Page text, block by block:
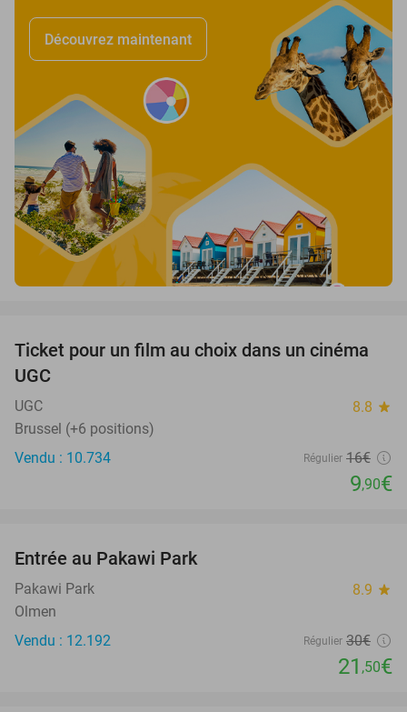
Découvrez maintenant
38%
Ticket pour un film au choix dans un cinéma
UGC
UGC 8.8 star
Brussel (+6 positions)
Vendu : 10.734
Régulier 16€
9,90€
Entrée au Pakawi Park
Pakawi Park 8.9 star
Olmen
Vendu : 12.192
Régulier 30€
21 ,50€